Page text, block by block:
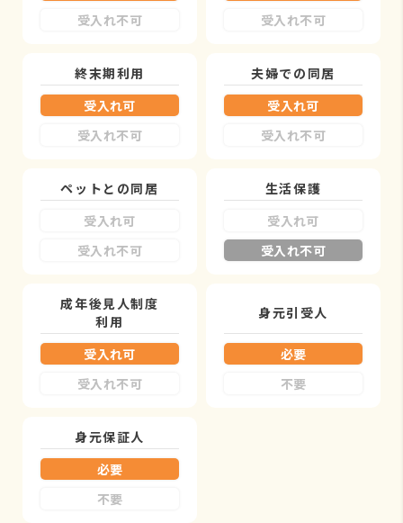
受入れ不可
受入れ不可
終末期利用
受入れ可
受入れ不可
夫婦での同居
受入れ可
受入れ不可
ペットとの同居
受入れ可
受入れ不可
生活保護
受入れ可
受入れ不可
成年後見人制度
利用
受入れ可
受入れ不可
身元引受人
必要
不要
身元保証人
必要
不要